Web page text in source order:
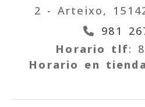
2 - Arteixo,
981
Horario tlf:
Horario en tienda